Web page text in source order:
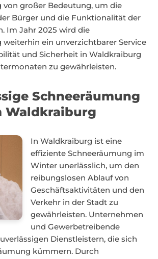
von großer Bedeutung, um die
Bürger und die Funktionalität der
Im Jahr 2025 wird die
weiterhin ein unverzichtbarer Service
und Sicherheit in Waldkraiburg
zu gewährleisten.
Schneeräumung
Waldkraiburg
In Waldkraiburg ist eine
effiziente Schneeräumung im
Winter unerlässlich, um den
reibungslosen Ablauf von
Geschäftsaktivitäten und den
Verkehr in der Stadt zu
gewährleisten. Unternehmen
und Gewerbetreibende
Dienstleistern, die sich
kümmern. Durch